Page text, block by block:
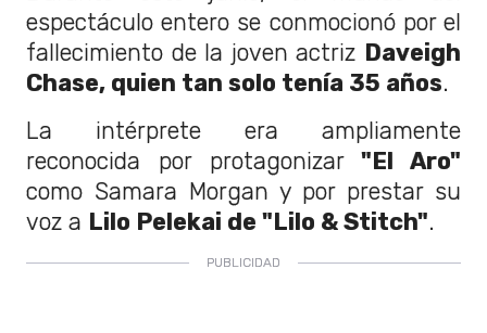
espectáculo entero se conmocionó por el
fallecimiento de la joven actriz Daveigh
Chase, quien tan solo tenía 35 años.
La intérprete era ampliamente
reconocida por protagonizar"El Aro"
como Samara Morgan y por prestar su
voz a Lilo Pelekai de "Lilo & Stitch".